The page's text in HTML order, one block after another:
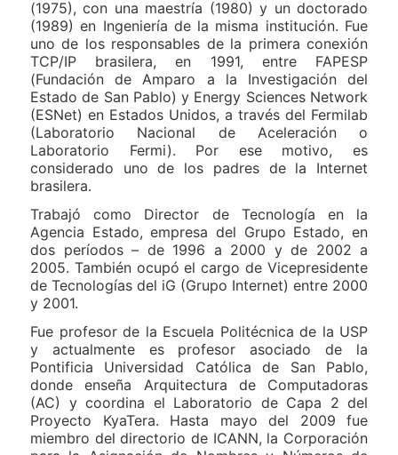
(1975), con una maestría (1980) y un doctorado
(1989) en Ingeniería de la misma institución. Fue
uno de los responsables de la primera conexión
TCP/IP brasilera, en 1991, entre FAPESP
(Fundación de Amparo a la Investigación del
Estado de San Pablo) y Energy Sciences Network
(ESNet) en Estados Unidos, a través del Fermilab
(Laboratorio Nacional de Aceleración o
Laboratorio Fermi). Por ese motivo, es
considerado uno de los padres de la Internet
brasilera.
Trabajó como Director de Tecnología en la
Agencia Estado, empresa del Grupo Estado, en
dos períodos – de 1996 a 2000 y de 2002 a
2005. También ocupó el cargo de Vicepresidente
de Tecnologías del iG (Grupo Internet) entre 2000
y 2001.
Fue profesor de la Escuela Politécnica de la USP
y actualmente es profesor asociado de la
Pontificia Universidad Católica de San Pablo,
donde enseña Arquitectura de Computadoras
(AC) y coordina el Laboratorio de Capa 2 del
Proyecto KyaTera. Hasta mayo del 2009 fue
miembro del directorio de ICANN, la Corporación